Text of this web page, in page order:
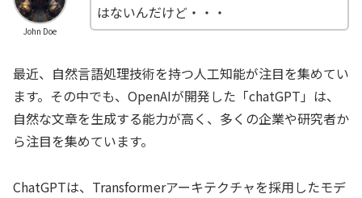
John Doe
はないんだけど・・・
最近、自然言語処理技術を持つ人工知能が注目を集めてい
ます。その中でも、OpenAIが開発した「chatGPT」は、
自然な文章を生成する能力が高く、多くの企業や研究者か
ら注目を集めています。
ChatGPTは、Transformerアーキテクチャを採用したモデ